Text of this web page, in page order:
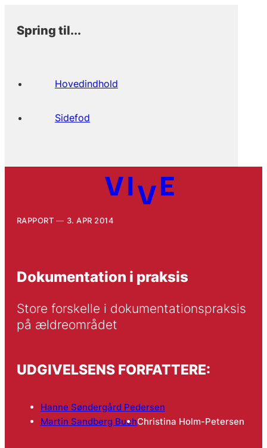
Spring til...
Hovedindhold
Sidefod
RAPPORT 3. APR 2014
Dokumentation i praksis
Store forskelle i dokumentationspraksis
på ældreområdet
UDGIVELSENS FORFATTERE:
Hanne Søndergård Pedersen
Martin Sandberg BuchChristina Holm-Petersen